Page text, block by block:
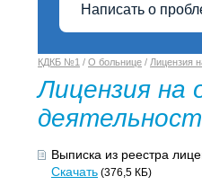
Написать о
КДКБ №1 / О больнице / Лицензия
Лицензия на
Выписка из реестра
Скачать (376,5 КБ)